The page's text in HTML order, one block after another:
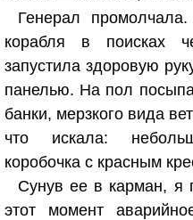
Генерал
корабля в поисках
запустила здоровую
панелью. На пол
банки, мерзкого вида
что искала:
коробочка с красным
Сунув ее в карман, я
этот момент